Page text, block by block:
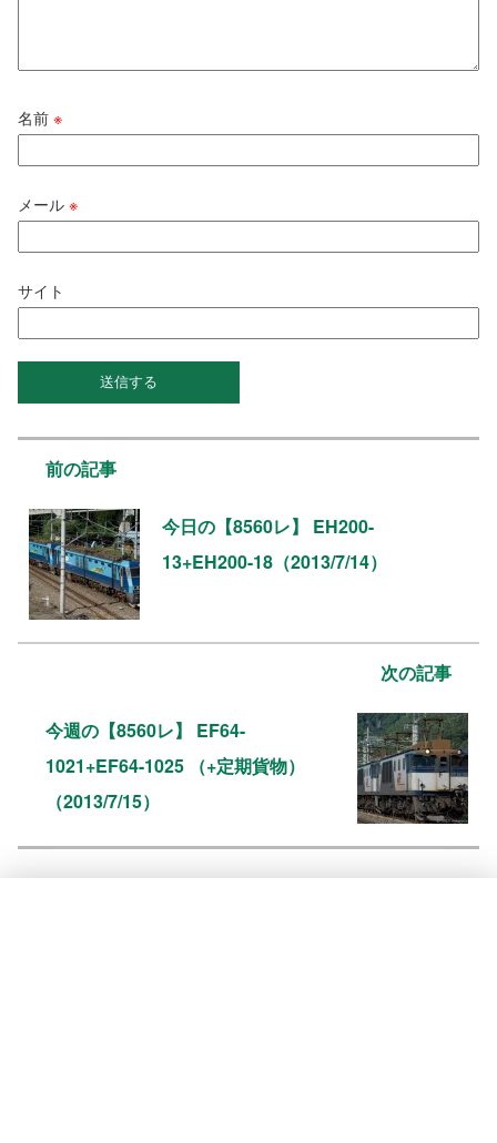
名前※
メール※
サイト
前の記事
今日の【8560レ】 EH200-
13+EH200-18（2013/7/14）
次の記事
今週の【8560レ】 EF64-
1021+EF64-1025 （+定期貨物）
（2013/7/15）